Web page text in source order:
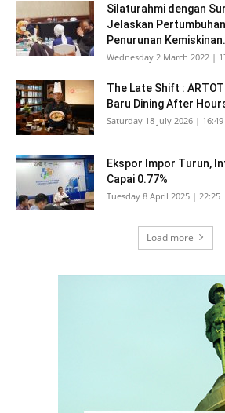
Silaturahmi dengan
Jelaskan
Penurunan
Wednesday 2 March 2022 |
The Late Shift :
Baru Dining After
Saturday 18 July 2026 | 16:49
Ekspor Impor Turun,
Capai 0.77%
Tuesday 8 April 2025 | 22:25
Load more